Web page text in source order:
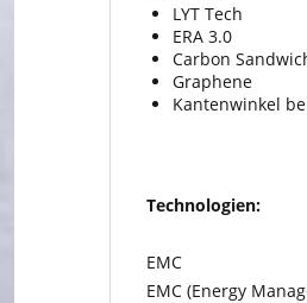
LYT Tech
ERA 3.0
Carbon
Graphene
Kantenwinkel
Technologien:
EMC
EMC (Energy